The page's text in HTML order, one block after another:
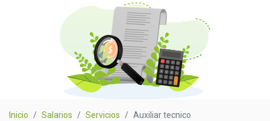
Inicio Salarios Servicios Auxiliar tecnico